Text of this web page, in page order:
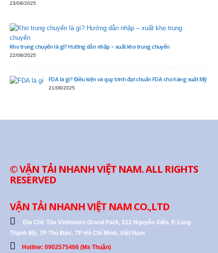
23/08/2025
Kho trung chuyển là gì? Hướng dẫn nhập – xuất kho trung chuyển
22/08/2025
FDA là gì? Điều kiện và quy trình đạt chuẩn FDA cho hàng xuất Mỹ
21/08/2025
© VẬN TẢI NHANH VIỆT NAM. ALL RIGHTS
RESERVED
VẬN TẢI NHANH VIỆT NAM CO.,LTD
Địa Chỉ: Tòa Vinhomes Grand Park, 512 Nguyễn Xiển, P. Long
Thạnh Mỹ, TP Thủ Đức, TP Hồ Chí Minh, Việt Nam
Hotline: 0902575466 (Ms Thuận)